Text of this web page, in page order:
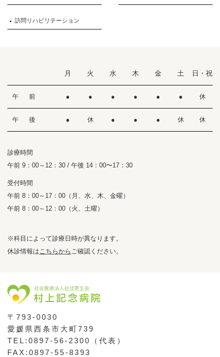
訪問リハビリテーション
月 火 水 木 金 土 日・祝
午 前 ● ● ● ● ● ● 休
午 後 ● 休 ● ● ● 休 休
診療時間
午前 9：00～12：30 / 午後 14：00〜17：30
受付時間
午前 8：00～17：00（月、水、木、金曜）
午前 8：00～12：00（火、土曜）
※科目によって診療日時が異なります。
休診情報は こちらから ご確認ください。
〒793-0030
愛媛県西条市大町739
TEL:0897-56-2300（代表）
FAX:0897-55-8393